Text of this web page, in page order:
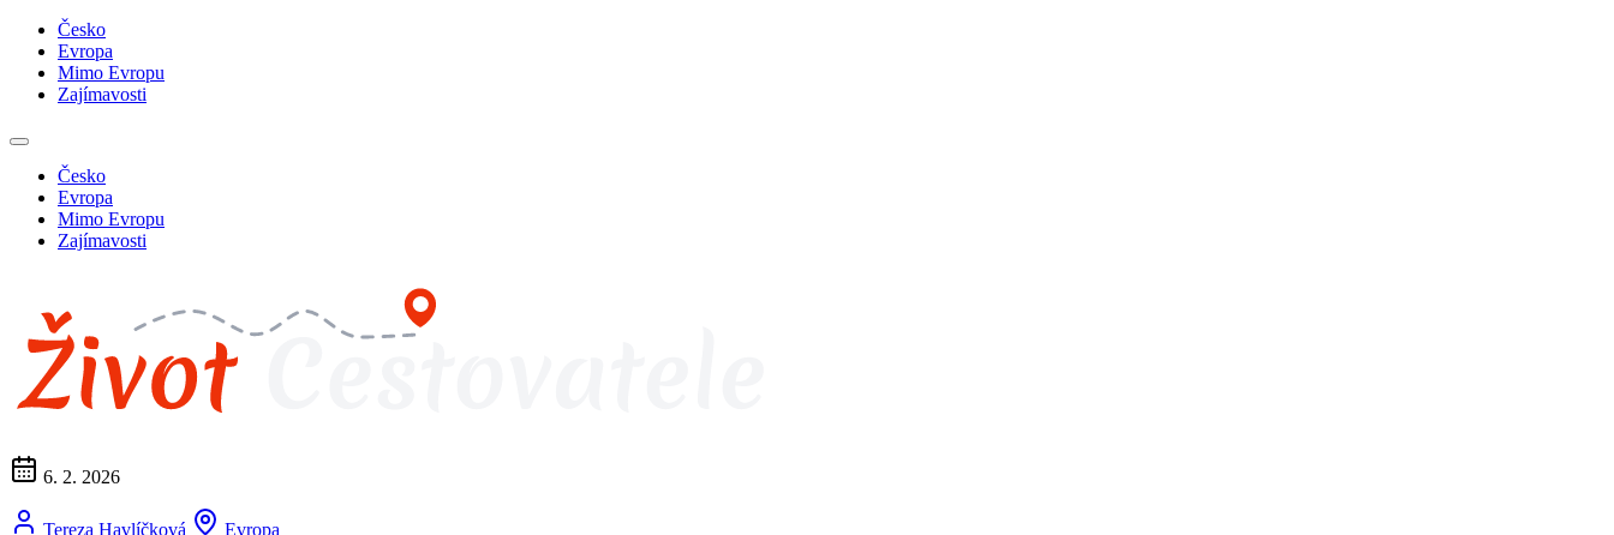
Česko
Evropa
Mimo Evropu
Zajímavosti
Česko
Evropa
Mimo Evropu
Zajímavosti
6. 2. 2026
Tereza Havlíčková Evropa